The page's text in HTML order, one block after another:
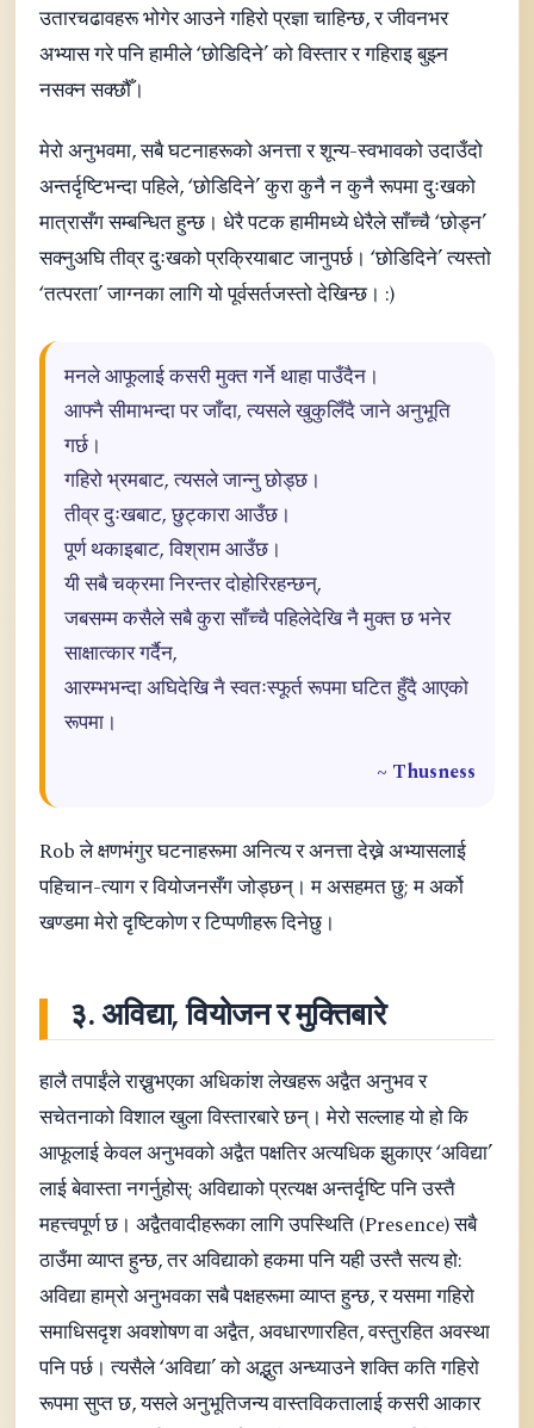
उतारचढावहरू भोगेर आउने गहिरो प्रज्ञा चाहिन्छ, र जीवनभर
अभ्यास गरे पनि हामीले ‘छोडिदिने’ को विस्तार र गहिराइ बुझ्न
नसक्न सक्छौँ।
मेरो अनुभवमा, सबै घटनाहरूको अनत्ता र शून्य-स्वभावको उदाउँदो
अन्तर्दृष्टिभन्दा पहिले, ‘छोडिदिने’ कुरा कुनै न कुनै रूपमा दुःखको
मात्रासँग सम्बन्धित हुन्छ। धेरै पटक हामीमध्ये धेरैले साँच्चै ‘छोड्न’
सक्नुअघि तीव्र दुःखको प्रक्रियाबाट जानुपर्छ। ‘छोडिदिने’ त्यस्तो
‘तत्परता’ जाग्नका लागि यो पूर्वसर्तजस्तो देखिन्छ। :)
मनले आफूलाई कसरी मुक्त गर्ने थाहा पाउँदैन।
आफ्नै सीमाभन्दा पर जाँदा, त्यसले खुकुलिँदै जाने अनुभूति
गर्छ।
गहिरो भ्रमबाट, त्यसले जान्नु छोड्छ।
तीव्र दुःखबाट, छुट्कारा आउँछ।
पूर्ण थकाइबाट, विश्राम आउँछ।
यी सबै चक्रमा निरन्तर दोहोरिरहन्छन्,
जबसम्म कसैले सबै कुरा साँच्चै पहिलेदेखि नै मुक्त छ भनेर
साक्षात्कार गर्दैन,
आरम्भभन्दा अघिदेखि नै स्वतःस्फूर्त रूपमा घटित हुँदै आएको
रूपमा।
~ Thusness
Rob ले क्षणभंगुर घटनाहरूमा अनित्य र अनत्ता देख्ने अभ्यासलाई
पहिचान-त्याग र वियोजनसँग जोड्छन्। म असहमत छु; म अर्को
खण्डमा मेरो दृष्टिकोण र टिप्पणीहरू दिनेछु।
३. अविद्या, वियोजन र मुक्तिबारे
हालै तपाईंले राख्नुभएका अधिकांश लेखहरू अद्वैत अनुभव र
सचेतनाको विशाल खुला विस्तारबारे छन्। मेरो सल्लाह यो हो कि
आफूलाई केवल अनुभवको अद्वैत पक्षतिर अत्यधिक झुकाएर ‘अविद्या’
लाई बेवास्ता नगर्नुहोस्; अविद्याको प्रत्यक्ष अन्तर्दृष्टि पनि उस्तै
महत्त्वपूर्ण छ। अद्वैतवादीहरूका लागि उपस्थिति (Presence) सबै
ठाउँमा व्याप्त हुन्छ, तर अविद्याको हकमा पनि यही उस्तै सत्य हो:
अविद्या हाम्रो अनुभवका सबै पक्षहरूमा व्याप्त हुन्छ, र यसमा गहिरो
समाधिसदृश अवशोषण वा अद्वैत, अवधारणारहित, वस्तुरहित अवस्था
पनि पर्छ। त्यसैले ‘अविद्या’ को अद्भुत अन्ध्याउने शक्ति कति गहिरो
रूपमा सुप्त छ, यसले अनुभूतिजन्य वास्तविकतालाई कसरी आकार